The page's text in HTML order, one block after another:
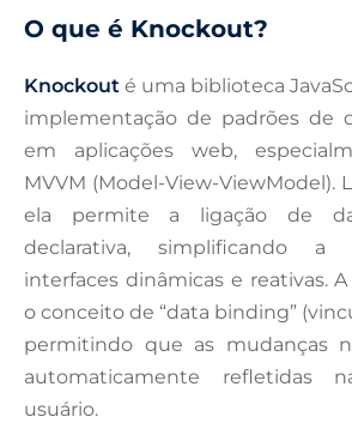
O que é Knockout?
Knockout é uma biblioteca
implementação de padrões de
em aplicações web,
MVVM (Model-View-ViewModel).
ela permite a ligação de
declarativa, simplificando a
interfaces dinâmicas e reativas.
o conceito de “data binding”
permitindo que as mudanças
automaticamente refletidas
usuário.